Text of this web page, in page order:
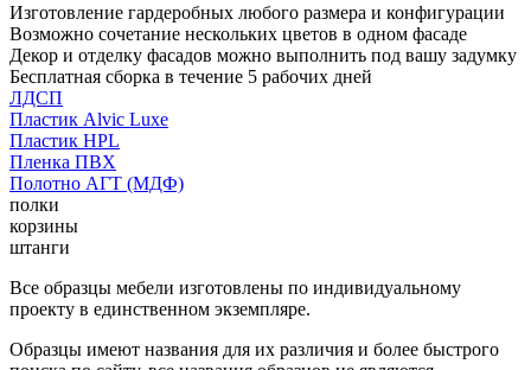
Изготовление гардеробных любого размера и конфигурации
Возможно сочетание нескольких цветов в одном фасаде
Декор и отделку фасадов можно выполнить под вашу задумку
Бесплатная сборка в течение 5 рабочих дней
ЛДСП
Пластик Alvic Luxe
Пластик HPL
Пленка ПВХ
Полотно АГТ (МДФ)
полки
корзины
штанги
Все образцы мебели изготовлены по индивидуальному
проекту в единственном экземпляре.
Образцы имеют названия для их различия и более быстрого